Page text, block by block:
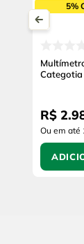
5%
Categotia
R$ 2.
Ou em até